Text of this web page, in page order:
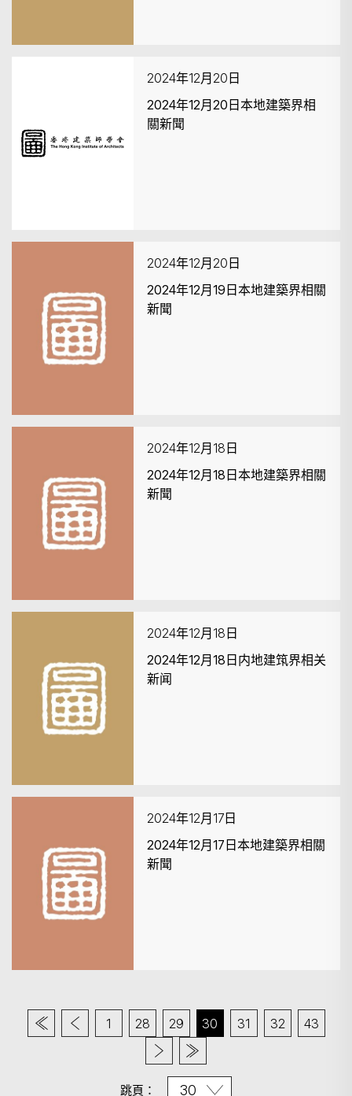
2024年12月20日
2024年12月20日本地建築界相
關新聞
2024年12月20日
2024年12月19日本地建築界相關
新聞
2024年12月18日
2024年12月18日本地建築界相關
新聞
2024年12月18日
2024年12月18日内地建筑界相关
新闻
2024年12月17日
2024年12月17日本地建築界相關
新聞
1 28 29 30 31 32 43
跳頁：